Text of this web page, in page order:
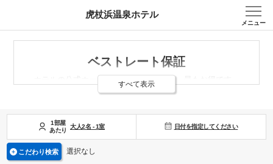
虎杖浜温泉ホテル
メニュー
ベストレート保証
ホテルの公式ホームページでのご予約が 最もお得です。
・予約サイト独自のポイントや金券など、付与された特典を割引とみなした料
・旅行業者による販売（手配旅行等）など販売金額についてホテルが関与でき
すべて表示
1部屋
あたり
大人2名 -1室 日付を指定してください
こだわり検索 選択なし